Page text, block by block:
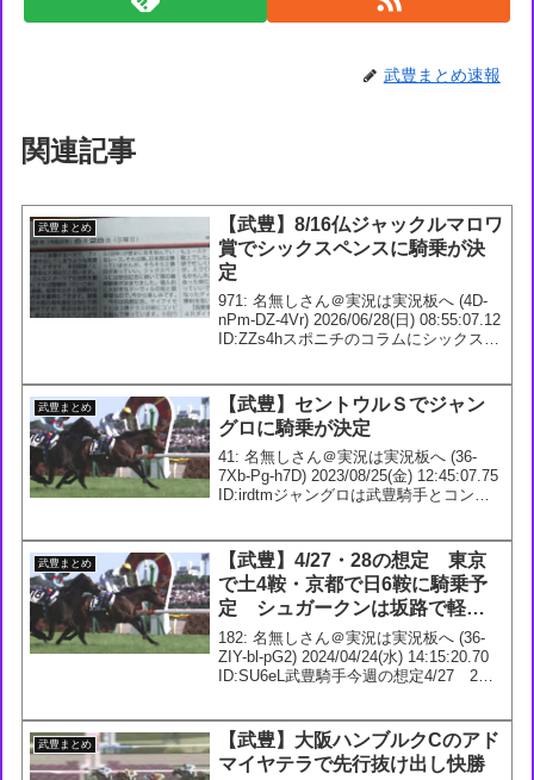
武豊まとめ速報
関連記事
武豊まとめ
【武豊】8/16仏ジャックルマロワ
賞でシックスペンスに騎乗が決
定
971: 名無しさん＠実況は実況板へ (4D-
nPm-DZ-4Vr) 2026/06/28(日) 08:55:07.12
ID:ZZs4hスポニチのコラムにシックスペ
武豊まとめ
【武豊】セントウルＳでジャン
グロに騎乗が決定
41: 名無しさん＠実況は実況板へ (36-
7Xb-Pg-h7D) 2023/08/25(金) 12:45:07.75
ID:irdtmジャングロは武豊騎手とコンビ
武豊まとめ
【武豊】4/27・28の想定 東京
で土4鞍・京都で日6鞍に騎乗予
定 シュガークンは坂路で軽快
な動き
182: 名無しさん＠実況は実況板へ (36-
ZIY-bl-pG2) 2024/04/24(水) 14:15:20.70
ID:SU6eL武豊騎手今週の想定4/27 2回
武豊まとめ
【武豊】大阪ハンブルクCのアド
マイヤテラで先行抜け出し快勝